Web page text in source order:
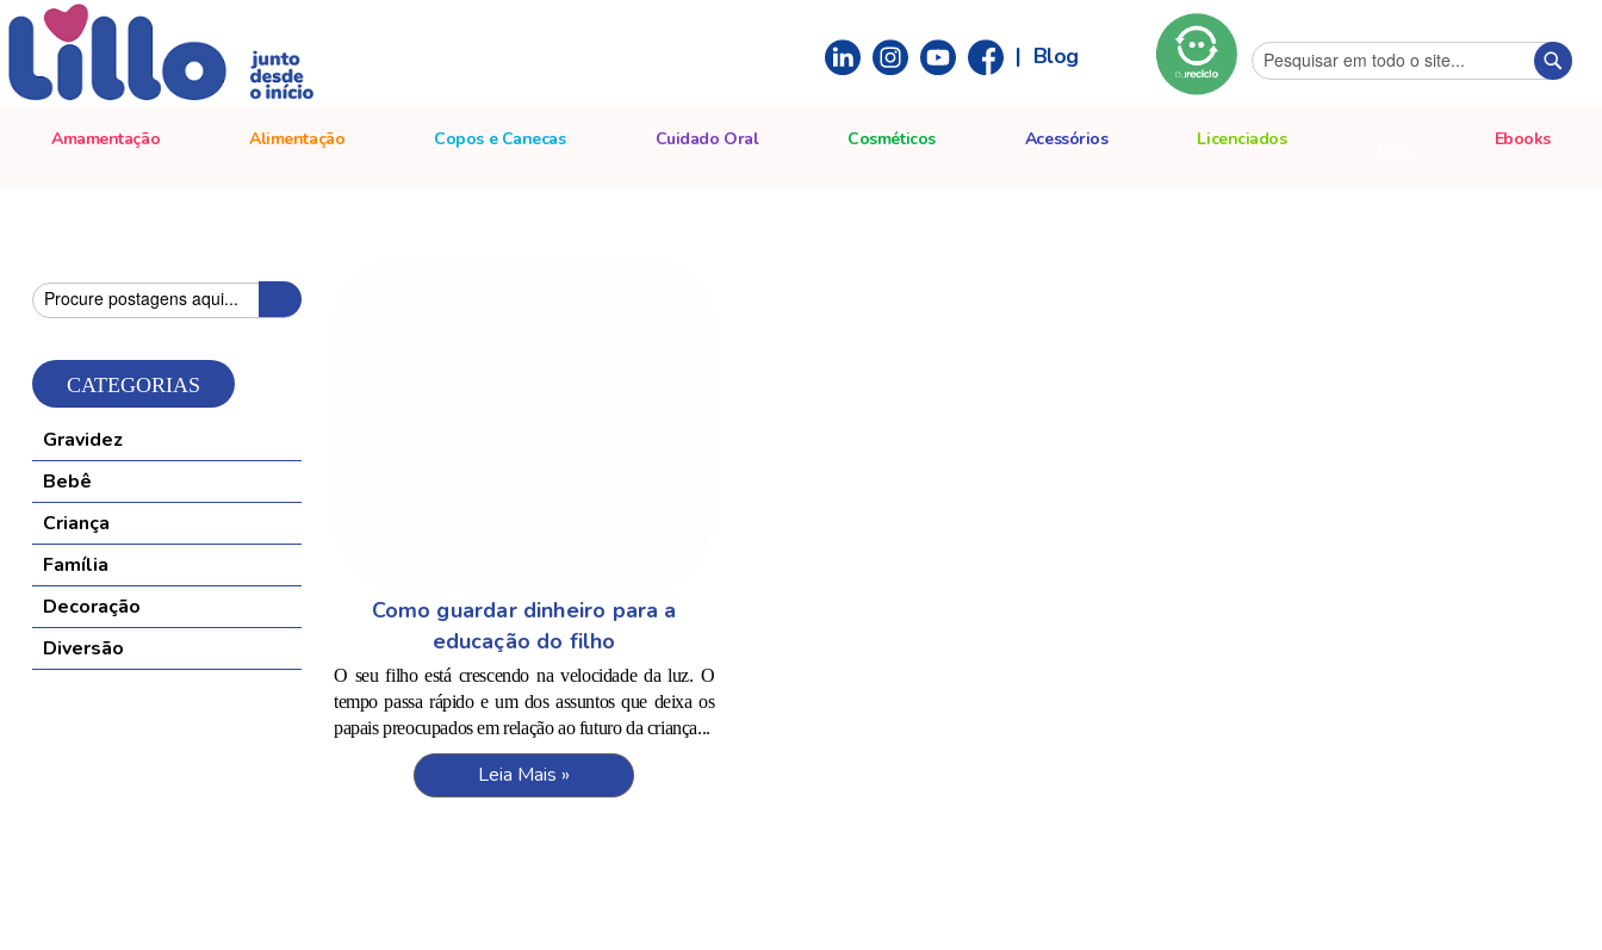
| Blog
Amamentação Alimentação Copos e Canecas Cuidado Oral Cosméticos Acessórios Licenciados Ebooks
Como guardar dinheiro para a
educação do filho
O seu filho está crescendo na velocidade da luz. O
tempo passa rápido e um dos assuntos que deixa os
papais preocupados em relação ao futuro da criança...
Leia Mais »
Pesquisa
CATEGORIAS
Gravidez
Bebê
Criança
Família
Decoração
Diversão